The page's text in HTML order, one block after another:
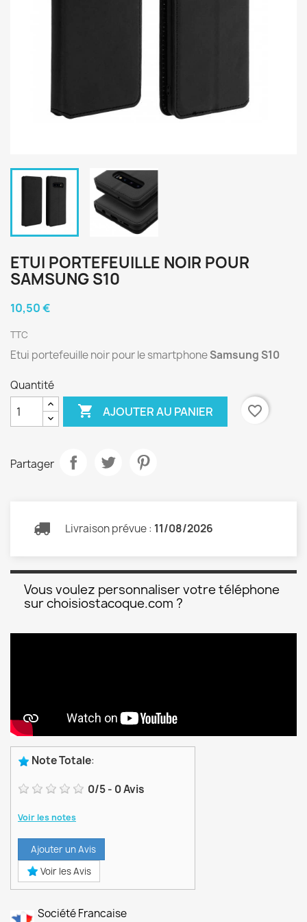
ETUI PORTEFEUILLE NOIR POUR
SAMSUNG S10
10,50 €
TTC
Etui portefeuille noir pour le smartphoneSamsung S10
Quantité
 AJOUTER AU PANIER favorite_border
Partager
Livraison prévue : 11/08/2026
Vous voulez personnaliser votre téléphone
sur choisiostacoque.com ?
Note Totale:
0/5- 0Avis
Voir les notes
Ajouter un Avis
Voir les Avis
Société Francaise